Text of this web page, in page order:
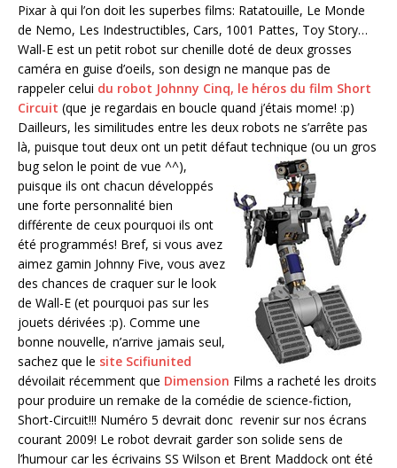
Pixar à qui l’on doit les superbes films: Ratatouille, Le Monde
de Nemo, Les Indestructibles, Cars, 1001 Pattes, Toy Story…
Wall-E est un petit robot sur chenille doté de deux grosses
caméra en guise d’oeils, son design ne manque pas de
rappeler celui du robot Johnny Cinq, le héros du film Short
Circuit (que je regardais en boucle quand j’étais mome! :p)
Dailleurs, les similitudes entre les deux robots ne s’arrête pas
là, puisque tout deux ont un petit défaut technique (ou un gros
bug selon le point de vue ^^),
puisque ils ont chacun développés
une forte personnalité bien
différente de ceux pourquoi ils ont
été programmés! Bref, si vous avez
aimez gamin Johnny Five, vous avez
des chances de craquer sur le look
de Wall-E (et pourquoi pas sur les
jouets dérivées :p). Comme une
bonne nouvelle, n’arrive jamais seul,
sachez que le site Scifiunited
dévoilait récemment que Dimension Films a racheté les droits
pour produire un remake de la comédie de science-fiction,
Short-Circuit!!! Numéro 5 devrait donc revenir sur nos écrans
courant 2009! Le robot devrait garder son solide sens de
l’humour car les écrivains SS Wilson et Brent Maddock ont été